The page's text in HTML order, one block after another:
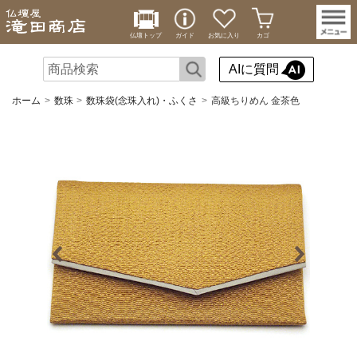
仏壇トップ ガイド お気に入り カゴ
AIに質問
ホーム 数珠 数珠袋(念珠入れ)・ふくさ 高級ちりめん 金茶色